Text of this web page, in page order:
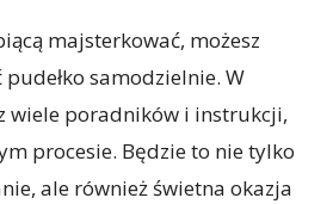
majsterkować, możesz
samodzielnie. W
wiele poradników i instrukcji,
procesie. Będzie to nie tylko
ale również świetna okazja